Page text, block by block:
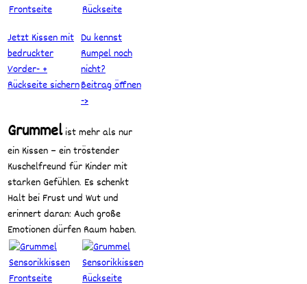
Jetzt Kissen mit
bedruckter
Vorder- +
Rückseite sichern
Du kennst
Rumpel noch
nicht?
Beitrag öffnen
->
Grummelist mehr als nur
ein Kissen – ein tröstender
Kuschelfreund für Kinder mit
starken Gefühlen. Es schenkt
Halt bei Frust und Wut und
erinnert daran: Auch große
Emotionen dürfen Raum haben.